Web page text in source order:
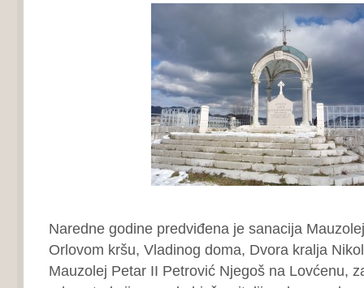
Naredne godine predviđena je sanacija
Orlovom kršu, Vladinog doma, Dvora kralja
Mauzolej Petar II Petrović Njegoš na Lovćenu,